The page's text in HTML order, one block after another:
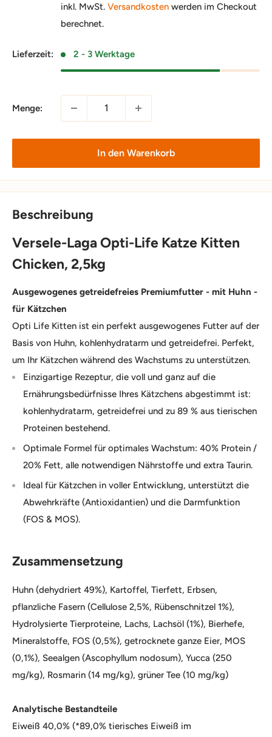
inkl. MwSt. Versandkosten werden im Checkout
berechnet.
Lieferzeit: 2 - 3 Werktage
Menge:
In den Warenkorb
Beschreibung
Versele-Laga Opti-Life Katze Kitten
Chicken, 2,5kg
Ausgewogenes getreidefreies Premiumfutter - mit Huhn -
für Kätzchen
Opti Life Kitten ist ein perfekt ausgewogenes Futter auf der
Basis von Huhn, kohlenhydratarm und getreidefrei. Perfekt,
um Ihr Kätzchen während des Wachstums zu unterstützen.
Einzigartige Rezeptur, die voll und ganz auf die
Ernährungsbedürfnisse Ihres Kätzchens abgestimmt ist:
kohlenhydratarm, getreidefrei und zu 89 % aus tierischen
Proteinen bestehend.
Optimale Formel für optimales Wachstum: 40% Protein /
20% Fett, alle notwendigen Nährstoffe und extra Taurin.
Ideal für Kätzchen in voller Entwicklung, unterstützt die
Abwehrkräfte (Antioxidantien) und die Darmfunktion
(FOS & MOS).
Zusammensetzung
Huhn (dehydriert 49%), Kartoffel, Tierfett, Erbsen,
pflanzliche Fasern (Cellulose 2,5%, Rübenschnitzel 1%),
Hydrolysierte Tierproteine, Lachs, Lachsöl (1%), Bierhefe,
Mineralstoffe, FOS (0,5%), getrocknete ganze Eier, MOS
(0,1%), Seealgen (Ascophyllum nodosum), Yucca (250
mg/kg), Rosmarin (14 mg/kg), grüner Tee (10 mg/kg)
Analytische Bestandteile
Eiweiß 40,0% (*89,0% tierisches Eiweiß im